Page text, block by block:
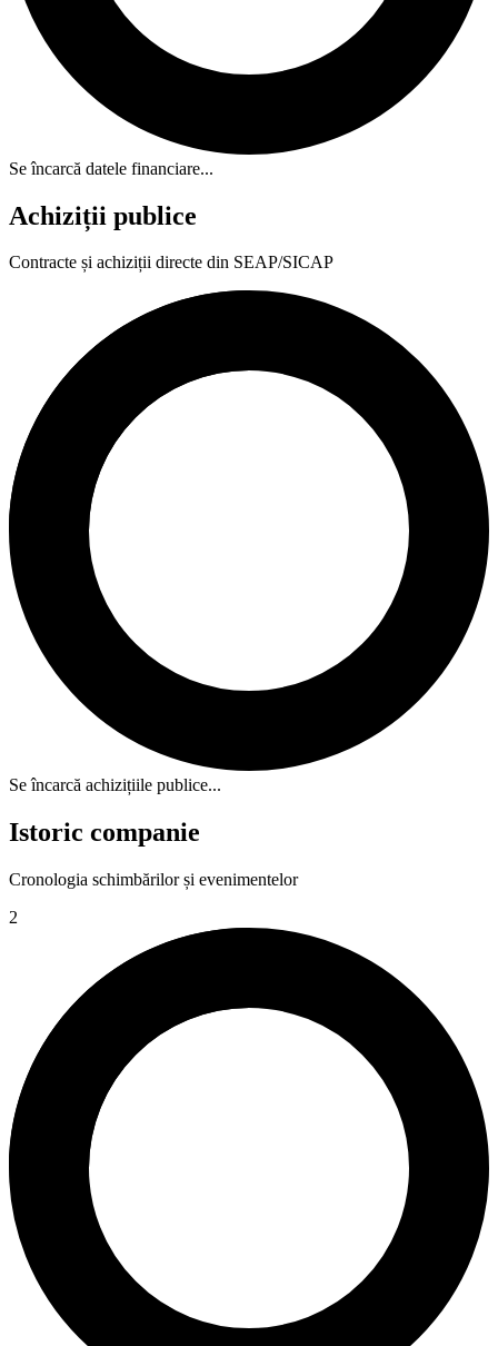
Se încarcă datele financiare...
Achiziții publice
Contracte și achiziții directe din SEAP/SICAP
Se încarcă achizițiile publice...
Istoric companie
Cronologia schimbărilor și evenimentelor
2